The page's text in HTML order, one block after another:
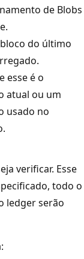
de Blobs
do último
esse é o
atual ou um
usado no
verificar. Esse
todo o
ledger serão